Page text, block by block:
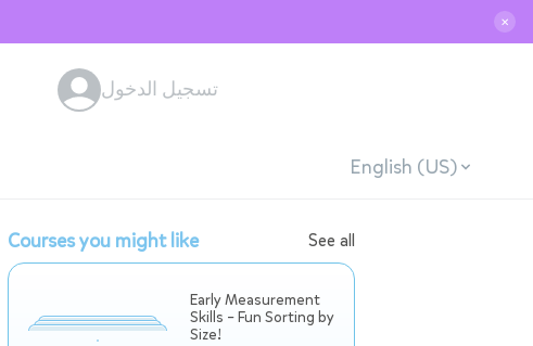
✕
تسجيل الدخول
English (US)
Courses you might like See all
Early Measurement
Skills – Fun Sorting by
Size!